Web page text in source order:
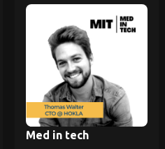
Med in tech